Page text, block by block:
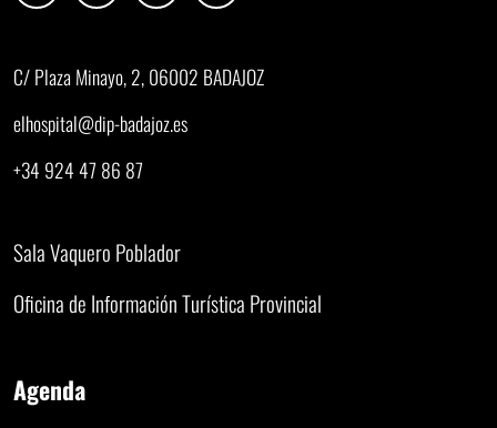
C/ Plaza Minayo, 2, 06002 BADAJOZ
elhospital@dip-badajoz.es
+34 924 47 86 87
Sala Vaquero Poblador
Oficina de Información Turística Provincial
Agenda